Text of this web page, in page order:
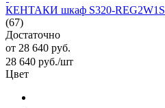
КЕНТАКИ шкаф S320-REG2W1S
(67)
Достаточно
от 28 640 руб.
28 640 руб./шт
Цвет